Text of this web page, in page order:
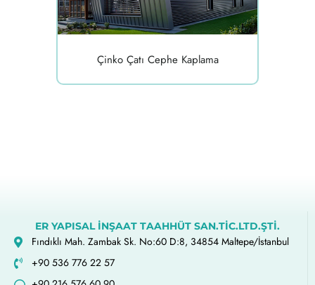
Çinko Çatı Cephe Kaplama
ER YAPISAL İNŞAAT TAAHHÜT SAN.TİC.LTD.ŞTİ.
Fındıklı Mah. Zambak Sk. No:60 D:8, 34854 Maltepe/İstanbul
+90 536 776 22 57